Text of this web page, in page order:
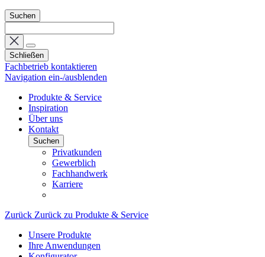
Suchen
Schließen
Fachbetrieb kontaktieren
Navigation ein-/ausblenden
Produkte & Service
Inspiration
Über uns
Kontakt
Suchen
Privatkunden
Gewerblich
Fachhandwerk
Karriere
Zurück Zurück zu Produkte & Service
Unsere Produkte
Ihre Anwendungen